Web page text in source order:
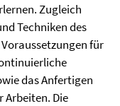
Zugleich
Techniken des
für
das Anfertigen
Arbeiten. Die